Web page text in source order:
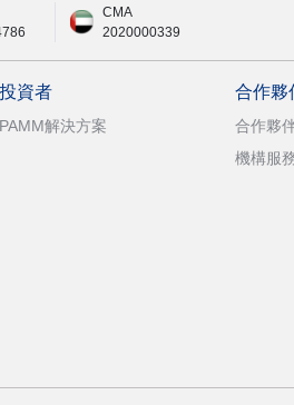
CMA
2020000339
投資者
PAMM解決方案
合作夥
合作夥
機構服